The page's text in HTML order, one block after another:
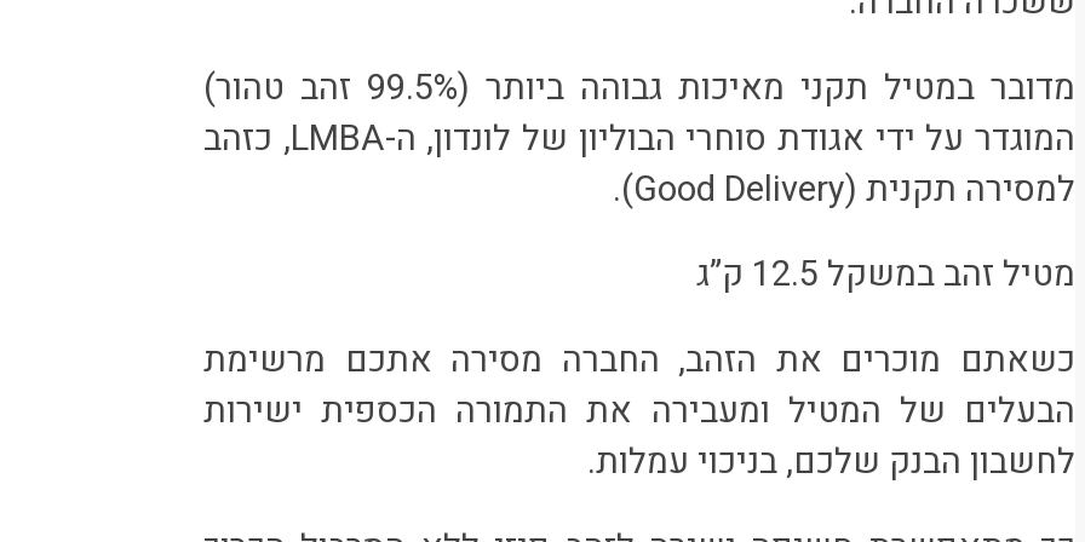
מדובר במטיל תקני מאיכות גבוהה ביותר (99.5% זהב טהור)
המוגדר על ידי אגודת סוחרי הבוליון של לונדון, ה-LMBA, כזהב
למסירה תקנית (Good Delivery).
מטיל זהב במשקל 12.5 ק”ג
כשאתם מוכרים את הזהב, החברה מסירה אתכם מרשימת
הבעלים של המטיל ומעבירה את התמורה הכספית ישירות
לחשבון הבנק שלכם, בניכוי עמלות.